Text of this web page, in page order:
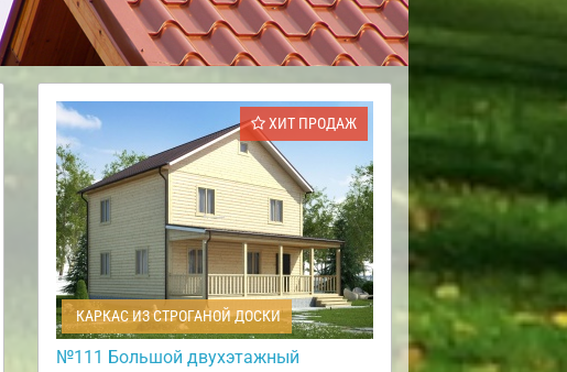
ХИТ ПРОДАЖ
КАРКАС ИЗ СТРОГАНОЙ ДОСКИ
№111 Большой двухэтажный